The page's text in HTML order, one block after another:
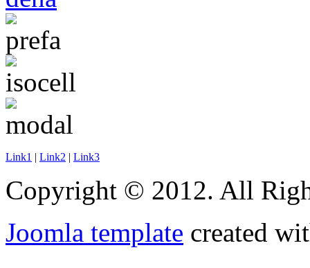
Link1 | Link2 | Link3
Copyright © 2012. All
Joomla template created